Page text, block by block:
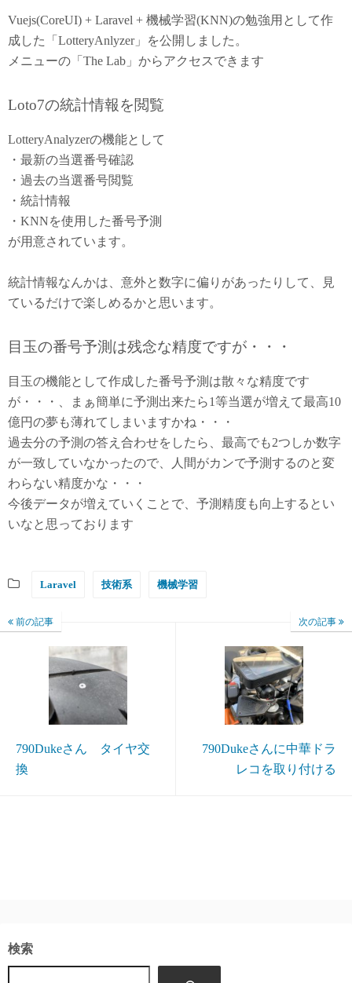
Vuejs(CoreUI) + Laravel + 機械学習(KNN)の勉強用として作
成した「LotteryAnlyzer」を公開しました。
メニューの「The Lab」からアクセスできます
Loto7の統計情報を閲覧
LotteryAnalyzerの機能として
・最新の当選番号確認
・過去の当選番号閲覧
・統計情報
・KNNを使用した番号予測
が用意されています。
統計情報なんかは、意外と数字に偏りがあったりして、見
ているだけで楽しめるかと思います。
目玉の番号予測は残念な精度ですが・・・
目玉の機能として作成した番号予測は散々な精度です
が・・・、まぁ簡単に予測出来たら1等当選が増えて最高10
億円の夢も薄れてしまいますかね・・・
過去分の予測の答え合わせをしたら、最高でも2つしか数字
が一致していなかったので、人間がカンで予測するのと変
わらない精度かな・・・
今後データが増えていくことで、予測精度も向上するとい
いなと思っております
Laravel 技術系 機械学習
前の記事
790Dukeさん タイヤ交
換
次の記事
790Dukeさんに中華ドラ
レコを取り付ける
検索